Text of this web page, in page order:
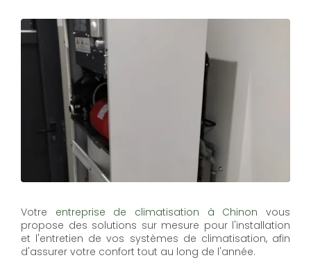
Votre entreprise de climatisation à Chinon vous
propose des solutions sur mesure pour l'installation
et l'entretien de vos systèmes de climatisation, afin
d'assurer votre confort tout au long de l'année.